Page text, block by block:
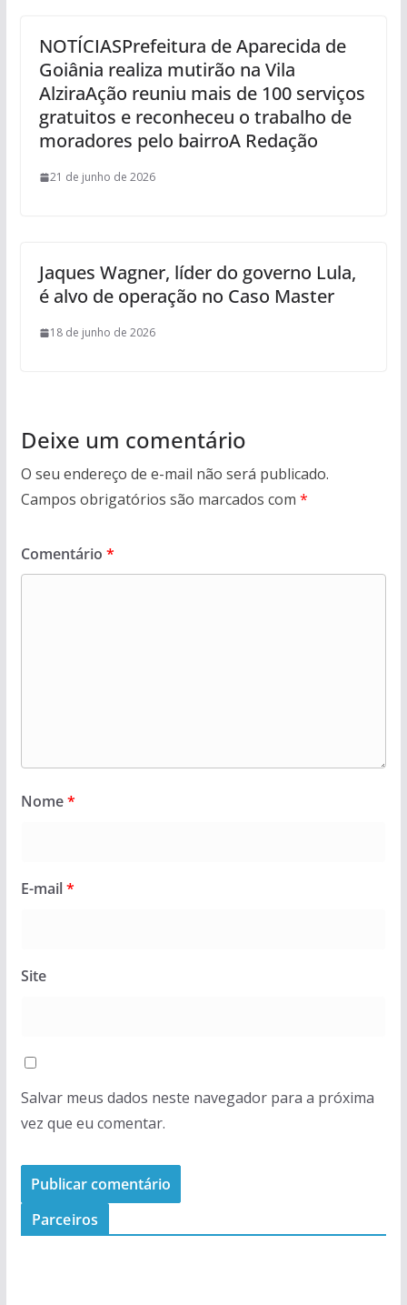
NOTÍCIASPrefeitura de Aparecida de
Goiânia realiza mutirão na Vila
AlziraAção reuniu mais de 100 serviços
gratuitos e reconheceu o trabalho de
moradores pelo bairroA Redação
21 de junho de 2026
Jaques Wagner, líder do governo Lula,
é alvo de operação no Caso Master
18 de junho de 2026
Deixe um comentário
O seu endereço de e-mail não será publicado.
Campos obrigatórios são marcados com *
Comentário *
Nome*
E-mail*
Site
Salvar meus dados neste navegador para a próxima
vez que eu comentar.
Parceiros